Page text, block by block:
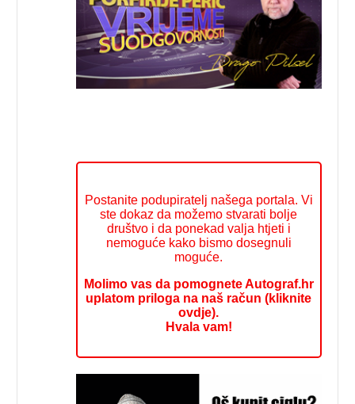
Postanite podupiratelj našega portala. Vi
ste dokaz da možemo stvarati bolje
društvo i da ponekad valja htjeti i
nemoguće kako bismo dosegnuli
moguće.
Molimo vas da pomognete Autograf.hr
uplatom priloga na naš račun (kliknite
ovdje).
Hvala vam!